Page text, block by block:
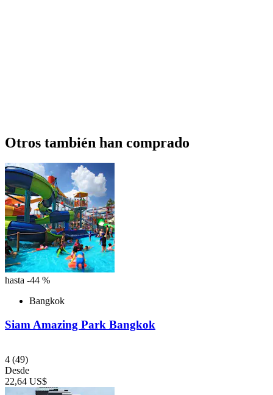
Otros también han comprado
hasta -44 %
Bangkok
Siam Amazing Park Bangkok
4 (49)
Desde
22,64 US$